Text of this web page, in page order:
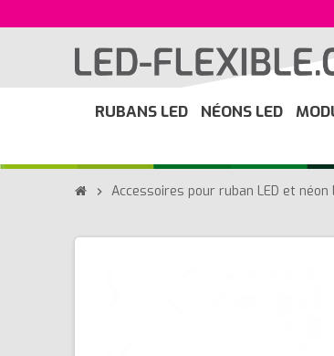
RUBANS LED NÉONS LED
chevron_right Accessoires pour ruban LED et néon